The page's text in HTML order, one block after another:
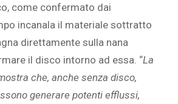
come confermato dai
incanala il materiale sottratto
direttamente sulla nana
il disco intorno ad essa. “La
che, anche senza disco,
generare potenti efflussi,